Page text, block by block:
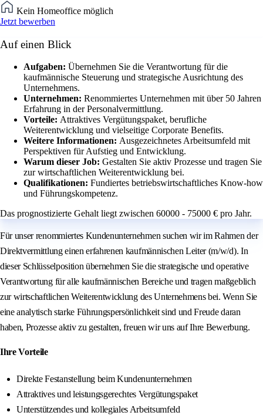
Kein Homeoffice möglich
Jetzt bewerben
Auf einen Blick
Aufgaben: Übernehmen Sie die Verantwortung für die
kaufmännische Steuerung und strategische Ausrichtung des
Unternehmens.
Unternehmen: Renommiertes Unternehmen mit über 50 Jahren
Erfahrung in der Personalvermittlung.
Vorteile: Attraktives Vergütungspaket, berufliche
Weiterentwicklung und vielseitige Corporate Benefits.
Weitere Informationen: Ausgezeichnetes Arbeitsumfeld mit
Perspektiven für Aufstieg und Entwicklung.
Warum dieser Job: Gestalten Sie aktiv Prozesse und tragen Sie
zur wirtschaftlichen Weiterentwicklung bei.
Qualifikationen: Fundiertes betriebswirtschaftliches Know-how
und Führungskompetenz.
Das prognostizierte Gehalt liegt zwischen 60000 - 75000 € pro Jahr.
Für unser renommiertes Kundenunternehmen suchen wir im Rahmen der
Direktvermittlung einen erfahrenen kaufmännischen Leiter (m/w/d). In
dieser Schlüsselposition übernehmen Sie die strategische und operative
Verantwortung für alle kaufmännischen Bereiche und tragen maßgeblich
zur wirtschaftlichen Weiterentwicklung des Unternehmens bei. Wenn Sie
eine analytisch starke Führungspersönlichkeit sind und Freude daran
haben, Prozesse aktiv zu gestalten, freuen wir uns auf Ihre Bewerbung.
Ihre Vorteile
Direkte Festanstellung beim Kundenunternehmen
Attraktives und leistungsgerechtes Vergütungspaket
Unterstützendes und kollegiales Arbeitsumfeld